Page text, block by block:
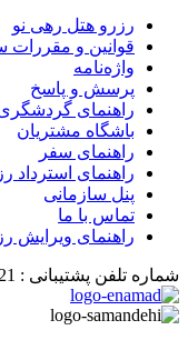
رزرو هتل رهی نو
قوانین و مقررات
واژه‌نامه
پرسش و پاسخ
راهنمای
باشگاه مشتریان
راهنمای سفر
راهنمای استرداد
پنل سازمانی
تماس با ما
راهنمای ویرایش
شماره تلفن پشتیبانی :